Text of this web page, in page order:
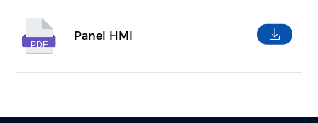
PDF
Panel HMI